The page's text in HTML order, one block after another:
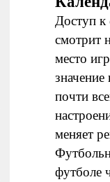
Доступ к
смотрит
место
почти
меняет
футболе